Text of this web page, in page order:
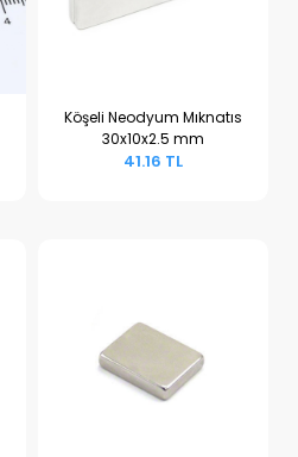
Sepete Ekle
Köşeli Neodyum Mıknatıs
30x10x2.5 mm
41.16 TL